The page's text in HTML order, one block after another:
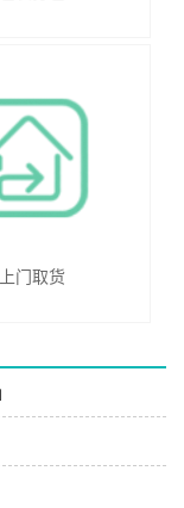
上门取货